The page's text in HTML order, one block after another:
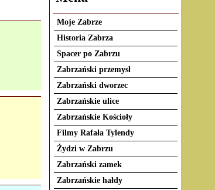
Moje Zabrze
Historia Zabrza
Spacer po Zabrzu
Zabrzański przemysł
Zabrzański dworzec
Zabrzańskie ulice
Zabrzańskie Kościoły
Filmy Rafała Tylendy
Żydzi w Zabrzu
Zabrzański zamek
Zabrzańskie hałdy